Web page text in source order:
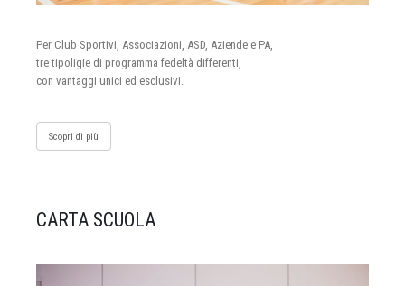
Per Club Sportivi, Associazioni, ASD, Aziende e PA,
tre tipoligie di programma fedeltà differenti,
con vantaggi unici ed esclusivi.
Scopri di più
CARTA SCUOLA